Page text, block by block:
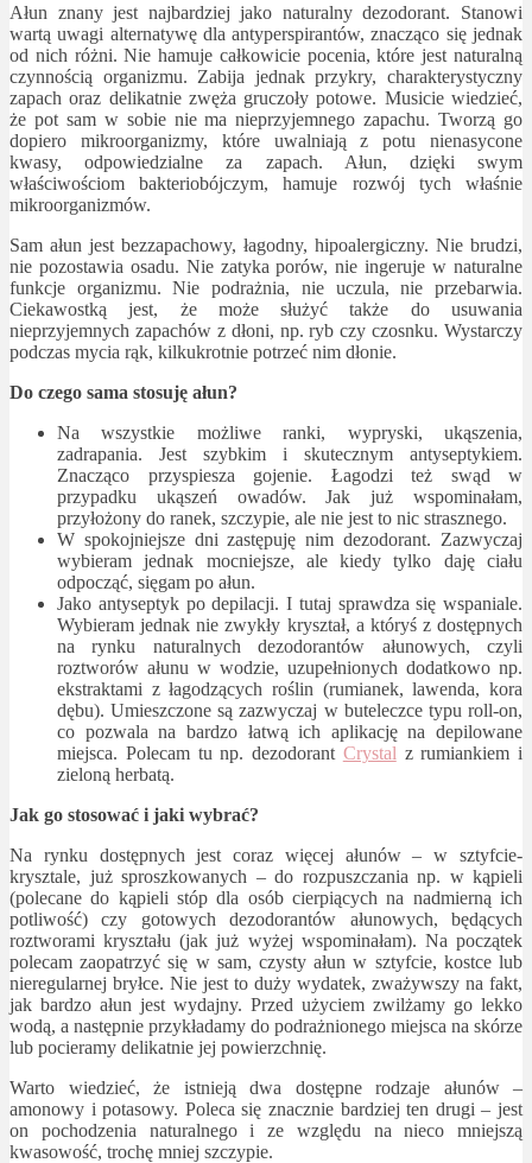
Ałun znany jest najbardziej jako naturalny dezodorant. Stanowi
wartą uwagi alternatywę dla antyperspirantów, znacząco się jednak
od nich różni. Nie hamuje całkowicie pocenia, które jest naturalną
czynnością organizmu. Zabija jednak przykry, charakterystyczny
zapach oraz delikatnie zwęża gruczoły potowe. Musicie wiedzieć,
że pot sam w sobie nie ma nieprzyjemnego zapachu. Tworzą go
dopiero mikroorganizmy, które uwalniają z potu nienasycone
kwasy, odpowiedzialne za zapach. Ałun, dzięki swym
właściwościom bakteriobójczym, hamuje rozwój tych właśnie
mikroorganizmów.
Sam ałun jest bezzapachowy, łagodny, hipoalergiczny. Nie brudzi,
nie pozostawia osadu. Nie zatyka porów, nie ingeruje w naturalne
funkcje organizmu. Nie podrażnia, nie uczula, nie przebarwia.
Ciekawostką jest, że może służyć także do usuwania
nieprzyjemnych zapachów z dłoni, np. ryb czy czosnku. Wystarczy
podczas mycia rąk, kilkukrotnie potrzeć nim dłonie.
Do czego sama stosuję ałun?
Na wszystkie możliwe ranki, wypryski, ukąszenia,
zadrapania. Jest szybkim i skutecznym antyseptykiem.
Znacząco przyspiesza gojenie. Łagodzi też swąd w
przypadku ukąszeń owadów. Jak już wspominałam,
przyłożony do ranek, szczypie, ale nie jest to nic strasznego.
W spokojniejsze dni zastępuję nim dezodorant. Zazwyczaj
wybieram jednak mocniejsze, ale kiedy tylko daję ciału
odpocząć, sięgam po ałun.
Jako antyseptyk po depilacji. I tutaj sprawdza się wspaniale.
Wybieram jednak nie zwykły kryształ, a któryś z dostępnych
na rynku naturalnych dezodorantów ałunowych, czyli
roztworów ałunu w wodzie, uzupełnionych dodatkowo np.
ekstraktami z łagodzących roślin (rumianek, lawenda, kora
dębu). Umieszczone są zazwyczaj w buteleczce typu roll-on,
co pozwala na bardzo łatwą ich aplikację na depilowane
miejsca. Polecam tu np. dezodorant Crystal z rumiankiem i
zieloną herbatą.
Jak go stosować i jaki wybrać?
Na rynku dostępnych jest coraz więcej ałunów – w sztyfcie-
krysztale, już sproszkowanych – do rozpuszczania np. w kąpieli
(polecane do kąpieli stóp dla osób cierpiących na nadmierną ich
potliwość) czy gotowych dezodorantów ałunowych, będących
roztworami kryształu (jak już wyżej wspominałam). Na początek
polecam zaopatrzyć się w sam, czysty ałun w sztyfcie, kostce lub
nieregularnej bryłce. Nie jest to duży wydatek, zważywszy na fakt,
jak bardzo ałun jest wydajny. Przed użyciem zwilżamy go lekko
wodą, a następnie przykładamy do podrażnionego miejsca na skórze
lub pocieramy delikatnie jej powierzchnię.
Warto wiedzieć, że istnieją dwa dostępne rodzaje ałunów –
amonowy i potasowy. Poleca się znacznie bardziej ten drugi – jest
on pochodzenia naturalnego i ze względu na nieco mniejszą
kwasowość, trochę mniej szczypie.